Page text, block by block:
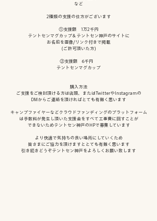
​など
​2種類の支援の仕方がございます
①支援額 1万2千円
テントセンマグカップ＆テントセン神戸のサイトに
お名前を画像/リンク付きで掲載
(ご許可頂いた方)
②支援額 6千円
テントセンマグカップ
購入方法
ご支援をご検討頂ける方は店頭、またはTwitterやInstagramの
DMからご連絡を頂ければとても有難く思います​​​​​​​​​​​​​​
キャンプファイヤーなどクラウドファンディングのプラットフォーム
は手数料が発生し頂いた支援金をすべて工事費に回すことが
できないためテントセン神戸のHPで募集しています​​
より快適で気持ちの良い場所にしていくため
皆さまにご協力を頂けますととても有難く思います
引き続きどうぞテントセン神戸をよろしくお願い致します​